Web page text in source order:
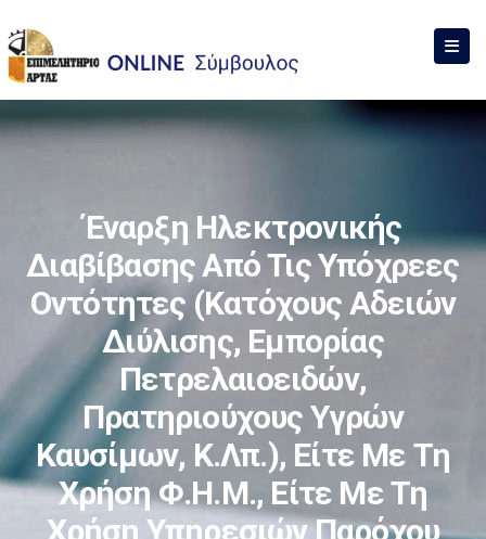
Έναρξη Ηλεκτρονικής
Διαβίβασης Από Τις Υπόχρεες
Οντότητες (κατόχους Αδειών
Διύλισης, Εμπορίας
Πετρελαιοειδών,
Πρατηριούχους Υγρών
Καυσίμων, Κ.λπ.), Είτε Με Τη
Χρήση Φ.Η.Μ., Είτε Με Τη
Χρήση Υπηρεσιών Παρόχου